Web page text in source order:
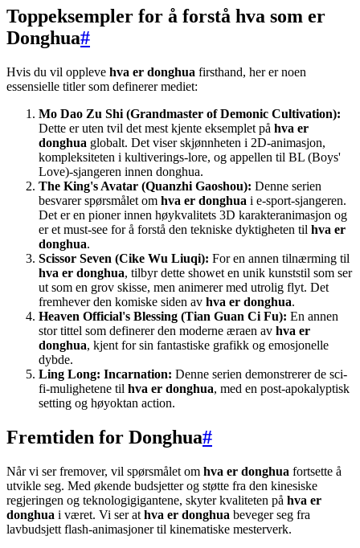
Toppeksempler for å forstå hva som er
Donghua#
Hvis du vil oppleve hva er donghua firsthand, her er noen
essensielle titler som definerer mediet:
Mo Dao Zu Shi (Grandmaster of Demonic Cultivation):
Dette er uten tvil det mest kjente eksemplet på hva er
donghua globalt. Det viser skjønnheten i 2D-animasjon,
kompleksiteten i kultiverings-lore, og appellen til BL (Boys'
Love)-sjangeren innen donghua.
The King's Avatar (Quanzhi Gaoshou): Denne serien
besvarer spørsmålet om hva er donghua i e-sport-sjangeren.
Det er en pioner innen høykvalitets 3D karakteranimasjon og
er et must-see for å forstå den tekniske dyktigheten til hva er
donghua.
Scissor Seven (Cike Wu Liuqi): For en annen tilnærming til
hva er donghua, tilbyr dette showet en unik kunststil som ser
ut som en grov skisse, men animerer med utrolig flyt. Det
fremhever den komiske siden av hva er donghua.
Heaven Official's Blessing (Tian Guan Ci Fu): En annen
stor tittel som definerer den moderne æraen av hva er
donghua, kjent for sin fantastiske grafikk og emosjonelle
dybde.
Ling Long: Incarnation: Denne serien demonstrerer de sci-
fi-mulighetene til hva er donghua, med en post-apokalyptisk
setting og høyoktan action.
Fremtiden for Donghua#
Når vi ser fremover, vil spørsmålet om hva er donghua fortsette å
utvikle seg. Med økende budsjetter og støtte fra den kinesiske
regjeringen og teknologigigantene, skyter kvaliteten på hva er
donghua i været. Vi ser at hva er donghua beveger seg fra
lavbudsjett flash-animasjoner til kinematiske mesterverk.